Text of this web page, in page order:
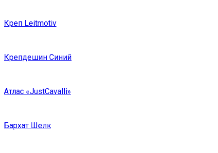
Креп Leitmotiv
Крепдешин Синий
Атлас «JustCavalli»
Бархат Шелк